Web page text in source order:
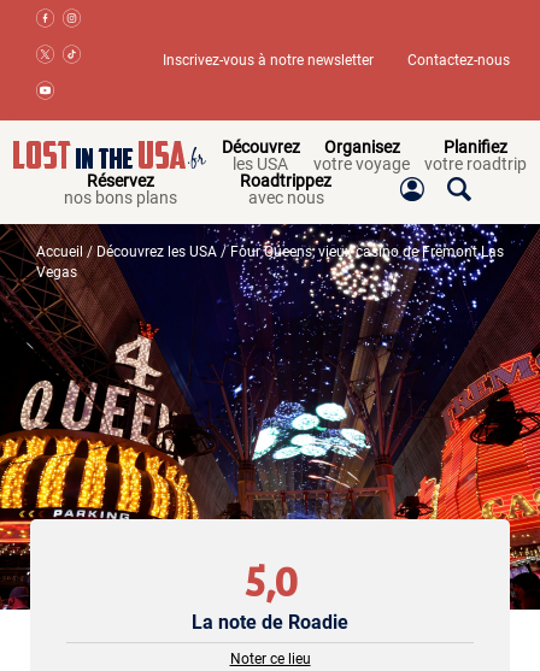
Inscrivez-vous à notre newsletter Contactez-nous
Découvrez
les USA
Organisez
votre voyage
Planifiez
votre roadtrip
Réservez
nos bons plans
Roadtrippez
avec nous
Accueil/Découvrez les USA / Four Queens, vieux casino de Fremont Las
Vegas
5,0
La note de Roadie
Noter ce lieu